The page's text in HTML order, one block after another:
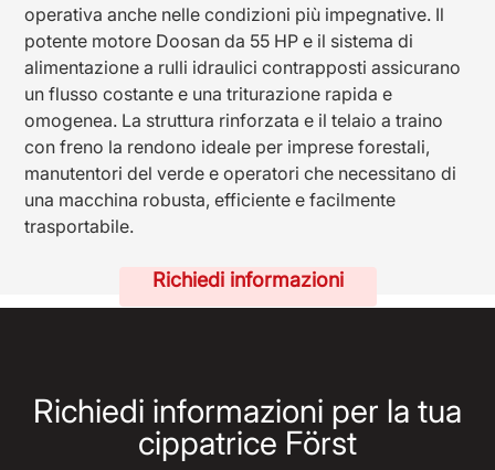
operativa anche nelle condizioni più impegnative. Il
potente motore Doosan da 55 HP e il sistema di
alimentazione a rulli idraulici contrapposti assicurano
un flusso costante e una triturazione rapida e
omogenea. La struttura rinforzata e il telaio a traino
con freno la rendono ideale per imprese forestali,
manutentori del verde e operatori che necessitano di
una macchina robusta, efficiente e facilmente
trasportabile.
Richiedi informazioni
Richiedi informazioni per la tua
cippatrice Först